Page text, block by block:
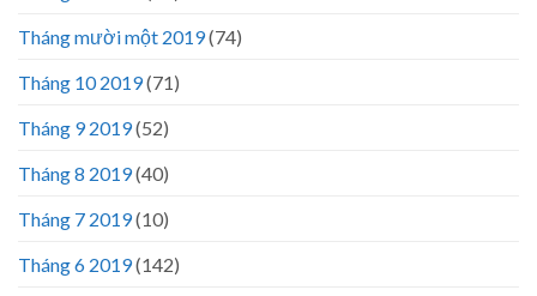
Tháng mười một 2019(74)
Tháng 10 2019(71)
Tháng 9 2019(52)
Tháng 8 2019(40)
Tháng 7 2019(10)
Tháng 6 2019(142)